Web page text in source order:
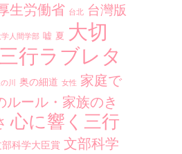
生労働省 台北 台灣版
人間学部 嘘 夏 大切
行ラブレタ
川 奥の細道 女性 家庭で
ール・家族のき
心に響く三行
科学大臣賞 文部科学